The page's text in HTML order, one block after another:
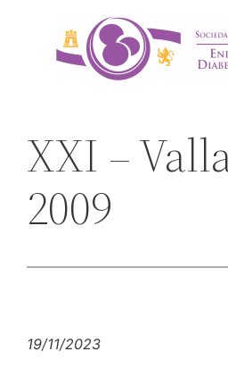
contenido
XXI –
2009
19/11/2023